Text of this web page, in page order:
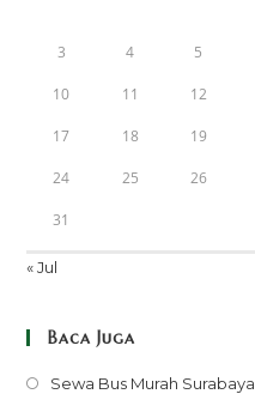
3 4 5
10 11 12
17 18 19
24 25 26
31
« Jul
Baca Juga
Sewa Bus Murah Surabaya